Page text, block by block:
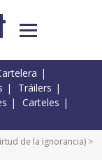
Tráilers
Carteles
de la ignorancia) >